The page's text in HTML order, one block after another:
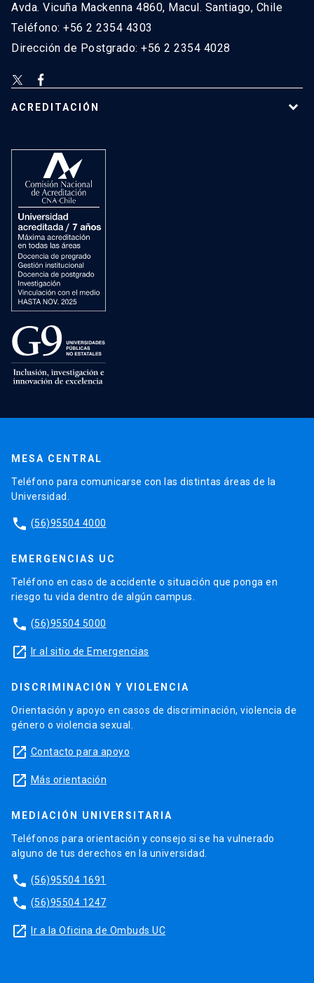
Avda. Vicuña Mackenna 4860, Macul. Santiago, Chile
Teléfono: +56 2 2354 4303
Dirección de Postgrado: +56 2 2354 4028
ACREDITACIÓN
MESA CENTRAL
Teléfono para comunicarse con las distintas áreas de la
Universidad.
phone (56)95504 4000
EMERGENCIAS UC
Teléfono en caso de accidente o situación que ponga en
riesgo tu vida dentro de algún campus.
phone (56)95504 5000
launch Ir al sitio de Emergencias
DISCRIMINACIÓN Y VIOLENCIA
Orientación y apoyo en casos de discriminación, violencia de
género o violencia sexual.
launch Contacto para apoyo
launch Más orientación
MEDIACIÓN UNIVERSITARIA
Teléfonos para orientación y consejo si se ha vulnerado
alguno de tus derechos en la universidad.
phone (56)95504 1691
phone (56)95504 1247
launch Ir a la Oficina de Ombuds UC